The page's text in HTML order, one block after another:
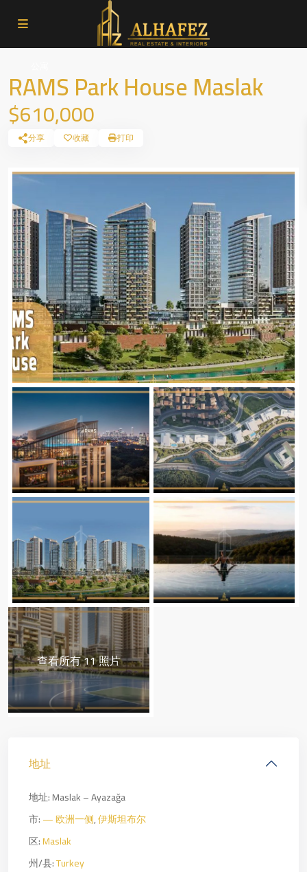
RAMS Park House Maslak
$610,000
分享 收藏 打印
查看所有 11 照片
地址
地址:Maslak – Ayazağa
市:— 欧洲一侧,伊斯坦布尔
区:Maslak
州/县:Turkey